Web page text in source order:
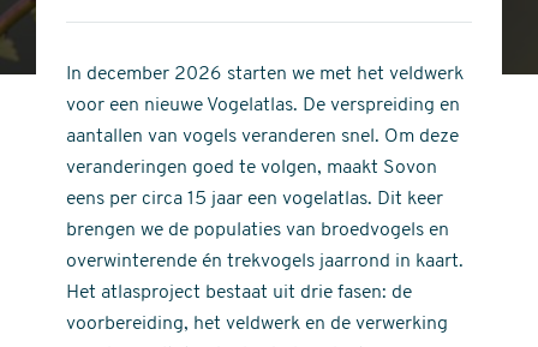
stars
of
stars
In december 2026 starten we met het veldwerk
voor een nieuwe Vogelatlas. De verspreiding en
aantallen van vogels veranderen snel. Om deze
veranderingen goed te volgen, maakt Sovon
eens per circa 15 jaar een vogelatlas. Dit keer
brengen we de populaties van broedvogels en
overwinterende én trekvogels jaarrond in kaart.
Het atlasproject bestaat uit drie fasen: de
voorbereiding, het veldwerk en de verwerking